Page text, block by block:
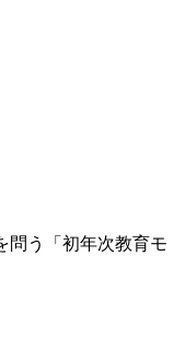
問う「初年次教育モ